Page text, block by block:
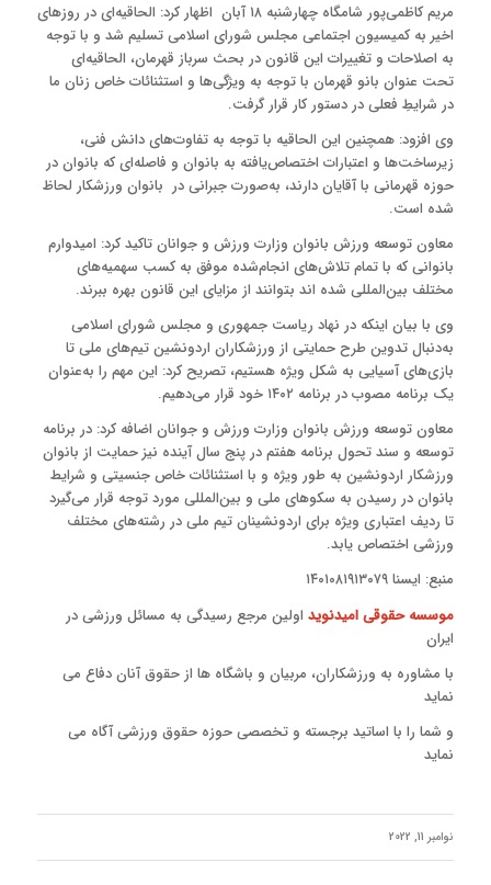
مریم کاظمی‌پور شامگاه چهارشنبه ۱۸ آبان اظهار کرد: الحاقیه‌ای در روزهای
اخیر به کمیسیون اجتماعی مجلس شورای اسلامی تسلیم شد و با توجه
به اصلاحات و تغییرات این قانون در بحث سرباز قهرمان، الحاقیه‌ای
تحت عنوان بانو قهرمان با توجه به ویژگی‌ها و استثنائات خاص زنان ما
در شرایطِ فعلی در دستور کار قرار گرفت.
وی افزود: همچنین این الحاقیه با توجه به تفاوت‌های دانش فنی،
زیرساخت‌ها و اعتبارات اختصاص‌یافته به بانوان و فاصله‌ای که بانوان در
حوزه قهرمانی با آقایان دارند، به‌صورت جبرانی در بانوان ورزشکار لحاظ
شده است.
معاون توسعه ورزش بانوان وزارت ورزش و جوانان تاکید کرد: امیدوارم
بانوانی که با تمام تلاش‌های انجام‌شده موفق به کسب سهمیه‌های
مختلف بین‌المللی شده اند بتوانند از مزایای این قانون بهره ببرند.
وی با بیان اینکه در نهاد ریاست جمهوری و مجلس شورای اسلامی
به‌دنبال تدوین طرح حمایتی از ورزشکاران اردونشین تیم‌های ملی تا
بازی‌های آسیایی به شکل ویژه هستیم، تصریح کرد: این مهم را به‌عنوان
یک برنامه مصوب در برنامه ۱۴۰۲ خود قرار می‌دهیم.
معاون توسعه ورزش بانوان وزارت ورزش و جوانان اضافه کرد: در برنامه
توسعه و سند تحول برنامه هفتم در پنج سال آینده نیز حمایت از بانوان
ورزشکار اردونشین به طور ویژه و با استثنائات خاص جنسیتی و شرایط
بانوان در رسیدن به سکوهای ملی و بین‌المللی مورد توجه قرار می‌گیرد
تا ردیف اعتباری ویژه برای اردونشینان تیم ملی در رشته‌های مختلف
ورزشی اختصاص یابد.
منبع: ایسنا ۱۴۰۱۰۸۱۹۱۳۰۷۹
موسسه حقوقی امیدنویداولین مرجع رسیدگی به مسائل ورزشی در
ایران
با مشاوره به ورزشکاران، مربیان و باشگاه ها از حقوق آنان دفاع می
نماید
و شما را با اساتید برجسته و تخصصی حوزه حقوق ورزشی آگاه می
نماید
نوامبر 11, 2022